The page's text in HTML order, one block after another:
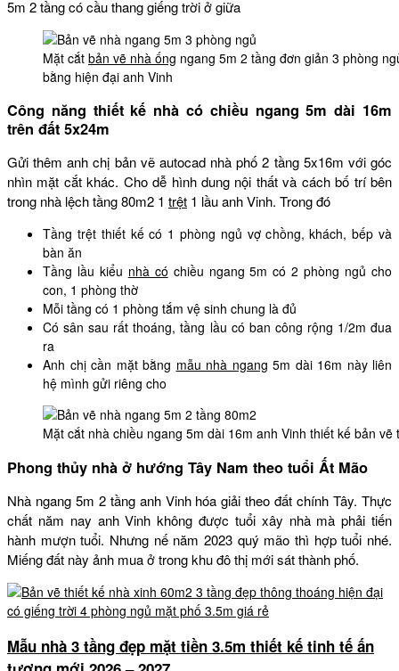
5m 2 tầng có cầu thang giếng trời ở giữa
Mặt cắt bản vẽ nhà ống ngang 5m 2 tầng đơn giản 3 phòng
bằng hiện đại anh Vinh
Công năng thiết kế nhà có chiều ngang 5m dài 16m
trên đất 5x24m
Gửi thêm anh chị bản vẽ autocad nhà phố 2 tầng 5x16m với góc
nhìn mặt cắt khác. Cho dễ hình dung nội thất và cách bố trí bên
trong nhà lệch tầng 80m2 1 trệt 1 lầu anh Vinh. Trong đó
Tầng trệt thiết kế có 1 phòng ngủ vợ chồng, khách, bếp và
bàn ăn
Tầng lầu kiểu nhà có chiều ngang 5m có 2 phòng ngủ cho
con, 1 phòng thờ
Mỗi tầng có 1 phòng tắm vệ sinh chung là đủ
Có sân sau rất thoáng, tầng lầu có ban công rộng 1/2m đua
ra
Anh chị cần mặt bằng mẫu nhà ngang 5m dài 16m này liên
hệ mình gửi riêng cho
Mặt cắt nhà chiều ngang 5m dài 16m anh Vinh thiết kế bản vẽ
Phong thủy nhà ở hướng Tây Nam theo tuổi Ất Mão
Nhà ngang 5m 2 tầng anh Vinh hóa giải theo đất chính Tây. Thực
chất năm nay anh Vinh không được tuổi xây nhà mà phải tiến
hành mượn tuổi. Nhưng nế năm 2023 quý mão thì hợp tuổi nhé.
Miếng đất này ảnh mua ở trong khu đô thị mới sát thành phố.
Mẫu nhà 3 tầng đẹp mặt tiền 3.5m thiết kế tinh tế ấn